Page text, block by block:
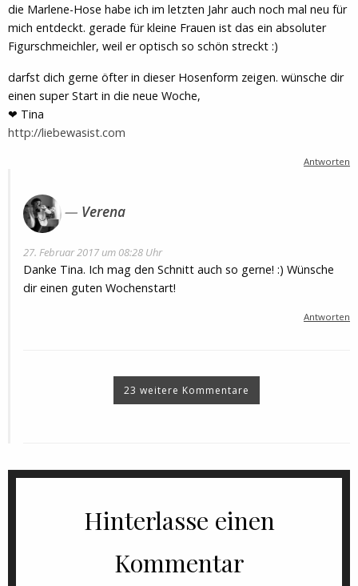
die Marlene-Hose habe ich im letzten Jahr auch noch mal neu für
mich entdeckt. gerade für kleine Frauen ist das ein absoluter
Figurschmeichler, weil er optisch so schön streckt :)
darfst dich gerne öfter in dieser Hosenform zeigen. wünsche dir
einen super Start in die neue Woche,
❤ Tina
http://liebewasist.com
Antworten
Verena
27. Februar 2017 um 08:28 Uhr
Danke Tina. Ich mag den Schnitt auch so gerne! :) Wünsche
dir einen guten Wochenstart!
Antworten
23 weitere Kommentare
Hinterlasse einen
Kommentar